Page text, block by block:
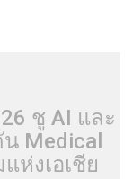
ชู AI และ
Medical
ห่งเอเชีย